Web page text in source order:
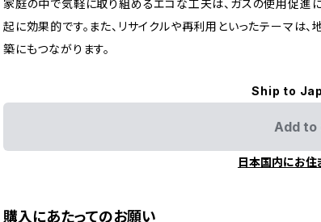
家庭の中で気軽に取り組めるエコな工夫は、ガスの使用促進
起に効果的です。また、リサイクルや再利用といったテーマは
築にもつながります。
Ship to
Add to
日本国内にお住
購入にあたってのお願い